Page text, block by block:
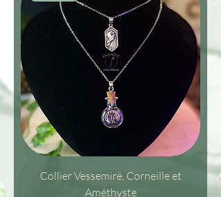
Collier Vessemirë, Corneille et
Améthyste